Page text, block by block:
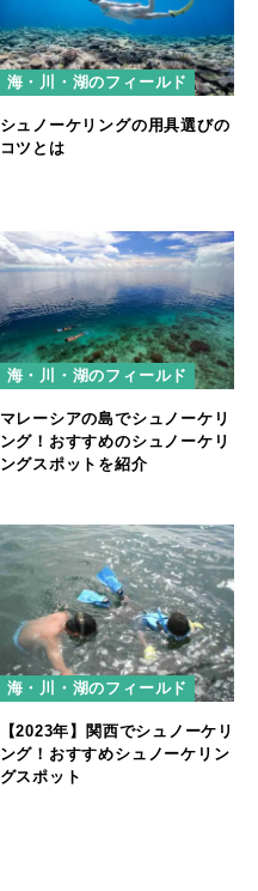
海・川・湖のフィールド
シュノーケリングの用具選びの
コツとは
海・川・湖のフィールド
マレーシアの島でシュノーケリ
ング！おすすめのシュノーケリ
ングスポットを紹介
海・川・湖のフィールド
【2023年】関西でシュノーケリ
ング！おすすめシュノーケリン
グスポット